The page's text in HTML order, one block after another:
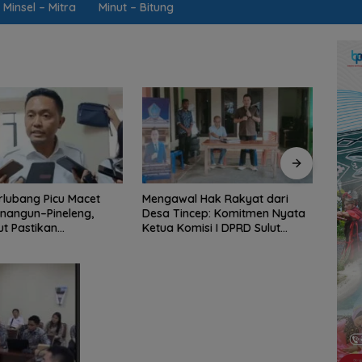
Minsel – Mitra Minut – Bitung
Hak Rakyat dari
Komitmen Nyata
I DPRD Sulut
Jaring Aspirasi di Desa Tincep,
Ketua Komisi I DPRD Sulut
Braien Waworuntu Pastikan